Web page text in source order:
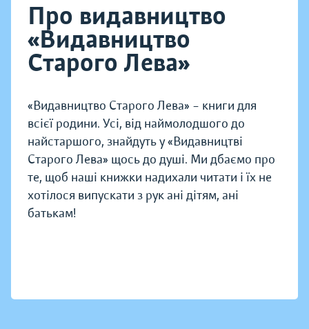
Про видавництво
«Видавництво
Старого Лева»
«Видавництво Старого Лева» – книги для
всієї родини. Усі, від наймолодшого до
найстаршого, знайдуть у «Видавництві
Старого Лева» щось до душі. Ми дбаємо про
те, щоб наші книжки надихали читати і їх не
хотілося випускати з рук ані дітям, ані
батькам!